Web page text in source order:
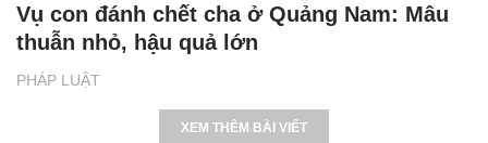
PHÁP LUẬT
Vụ con đánh chết cha ở Quảng Nam: Mâu
thuẫn nhỏ, hậu quả lớn
XEM THÊM BÀI VIẾT